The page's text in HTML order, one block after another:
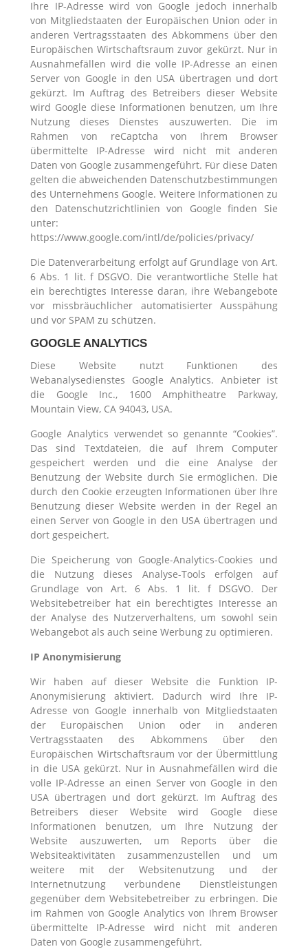
Ihre IP-Adresse wird von Google jedoch innerhalb
von Mitgliedstaaten der Europäischen Union oder in
anderen Vertragsstaaten des Abkommens über den
Europäischen Wirtschaftsraum zuvor gekürzt. Nur in
Ausnahmefällen wird die volle IP-Adresse an einen
Server von Google in den USA übertragen und dort
gekürzt. Im Auftrag des Betreibers dieser Website
wird Google diese Informationen benutzen, um Ihre
Nutzung dieses Dienstes auszuwerten. Die im
Rahmen von reCaptcha von Ihrem Browser
übermittelte IP-Adresse wird nicht mit anderen
Daten von Google zusammengeführt. Für diese Daten
gelten die abweichenden Datenschutzbestimmungen
des Unternehmens Google. Weitere Informationen zu
den Datenschutzrichtlinien von Google finden Sie
unter:
https://www.google.com/intl/de/policies/privacy/
Die Datenverarbeitung erfolgt auf Grundlage von Art.
6 Abs. 1 lit. f DSGVO. Die verantwortliche Stelle hat
ein berechtigtes Interesse daran, ihre Webangebote
vor missbräuchlicher automatisierter Ausspähung
und vor SPAM zu schützen.
GOOGLE ANALYTICS
Diese Website nutzt Funktionen des
Webanalysedienstes Google Analytics. Anbieter ist
die Google Inc., 1600 Amphitheatre Parkway,
Mountain View, CA 94043, USA.
Google Analytics verwendet so genannte “Cookies”.
Das sind Textdateien, die auf Ihrem Computer
gespeichert werden und die eine Analyse der
Benutzung der Website durch Sie ermöglichen. Die
durch den Cookie erzeugten Informationen über Ihre
Benutzung dieser Website werden in der Regel an
einen Server von Google in den USA übertragen und
dort gespeichert.
Die Speicherung von Google-Analytics-Cookies und
die Nutzung dieses Analyse-Tools erfolgen auf
Grundlage von Art. 6 Abs. 1 lit. f DSGVO. Der
Websitebetreiber hat ein berechtigtes Interesse an
der Analyse des Nutzerverhaltens, um sowohl sein
Webangebot als auch seine Werbung zu optimieren.
IP Anonymisierung
Wir haben auf dieser Website die Funktion IP-
Anonymisierung aktiviert. Dadurch wird Ihre IP-
Adresse von Google innerhalb von Mitgliedstaaten
der Europäischen Union oder in anderen
Vertragsstaaten des Abkommens über den
Europäischen Wirtschaftsraum vor der Übermittlung
in die USA gekürzt. Nur in Ausnahmefällen wird die
volle IP-Adresse an einen Server von Google in den
USA übertragen und dort gekürzt. Im Auftrag des
Betreibers dieser Website wird Google diese
Informationen benutzen, um Ihre Nutzung der
Website auszuwerten, um Reports über die
Websiteaktivitäten zusammenzustellen und um
weitere mit der Websitenutzung und der
Internetnutzung verbundene Dienstleistungen
gegenüber dem Websitebetreiber zu erbringen. Die
im Rahmen von Google Analytics von Ihrem Browser
übermittelte IP-Adresse wird nicht mit anderen
Daten von Google zusammengeführt.